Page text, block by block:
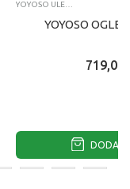
YOYOSO
719,00
DODAJ